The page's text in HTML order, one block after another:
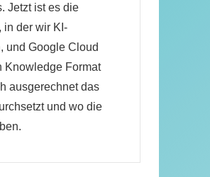
Jetzt ist es die
in der wir KI-
und Google Cloud
Knowledge Format
ausgerechnet das
und wo die